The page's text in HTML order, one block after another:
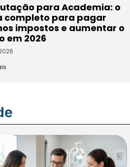
para Academia: o
completo para pagar
impostos e aumentar o
em 2026